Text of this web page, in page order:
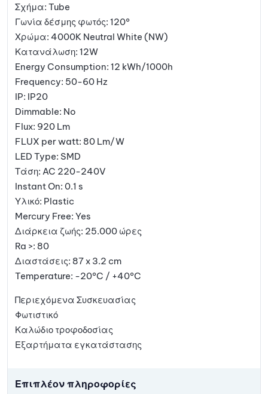
Σχήμα: Tube
Γωνία δέσμης φωτός: 120°
Χρώμα: 4000K Neutral White (NW)
Κατανάλωση: 12W
Energy Consumption: 12 kWh/1000h
Frequency: 50-60 Hz
IP: IP20
Dimmable: No
Flux: 920 Lm
FLUX per watt: 80 Lm/W
LED Type: SMD
Τάση: AC 220-240V
Instant On: 0.1 s
Υλικό: Plastic
Mercury Free: Yes
Διάρκεια ζωής: 25.000 ώρες
Ra >: 80
Διαστάσεις: 87 x 3.2 cm
Temperature: -20°C / +40°C
Περιεχόμενα Συσκευασίας
Φωτιστικό
Καλώδιο τροφοδοσίας
Εξαρτήματα εγκατάστασης
Επιπλέον πληροφορίες